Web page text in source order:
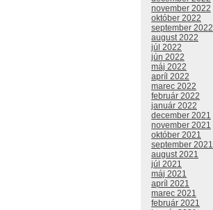
november 2022
október 2022
september 2022
august 2022
júl 2022
jún 2022
máj 2022
apríl 2022
marec 2022
február 2022
január 2022
december 2021
november 2021
október 2021
september 2021
august 2021
júl 2021
máj 2021
apríl 2021
marec 2021
február 2021